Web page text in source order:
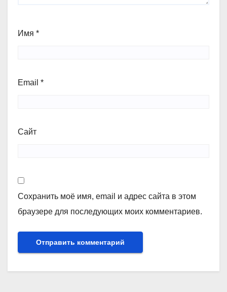
Имя *
Email *
Сайт
Сохранить моё имя, email и адрес сайта в этом
браузере для последующих моих комментариев.